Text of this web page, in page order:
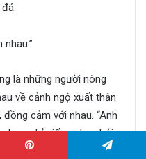
đá
là những người nông
về cảnh ngộ xuất thân
cảm với nhau. “Anh
chỉ giống nhau bới
ruộng. Anh từ miền quê